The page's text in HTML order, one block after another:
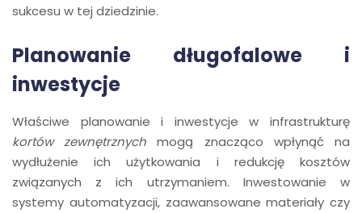
sukcesu w tej dziedzinie.
Planowanie długofalowe i
inwestycje
Właściwe planowanie i inwestycje w infrastrukturę
kortów zewnętrznych mogą znacząco wpłynąć na
wydłużenie ich użytkowania i redukcję kosztów
związanych z ich utrzymaniem. Inwestowanie w
systemy automatyzacji, zaawansowane materiały czy